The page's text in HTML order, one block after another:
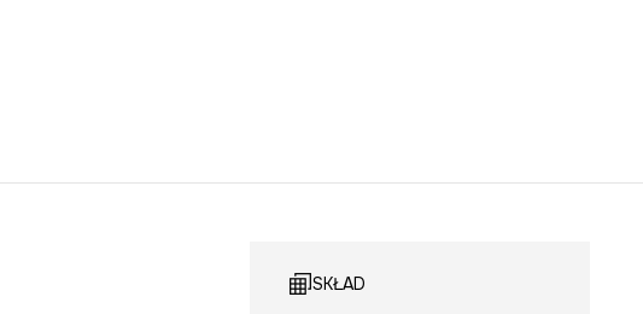
SKŁAD